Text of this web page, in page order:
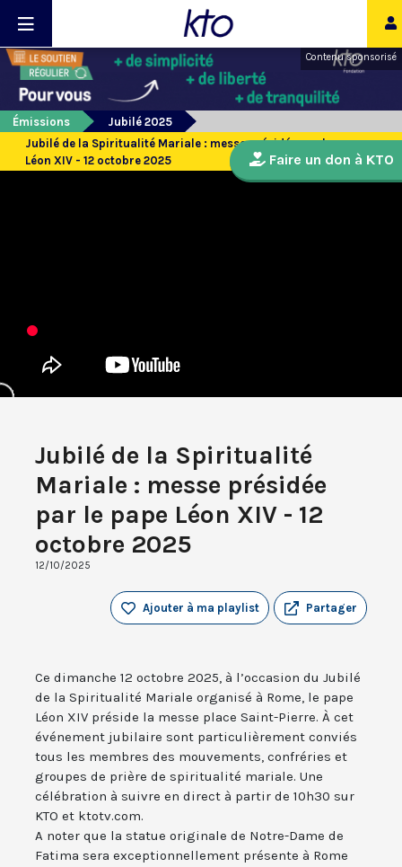
Contenu sponsorisé
Émissions
Jubilé 2025
Jubilé de la Spiritualité Mariale : messe présidée par le pape
Léon XIV - 12 octobre 2025
Jubilé de la Spiritualité
Mariale : messe présidée
par le pape Léon XIV - 12
octobre 2025
12/10/2025
Partager
Ajouter à ma playlist
Ce dimanche 12 octobre 2025, à l’occasion du Jubilé
de la Spiritualité Mariale organisé à Rome, le pape
Léon XIV préside la messe place Saint-Pierre. À cet
événement jubilaire sont particulièrement conviés
tous les membres des mouvements, confréries et
groupes de prière de spiritualité mariale. Une
célébration à suivre en direct à partir de 10h30 sur
KTO et ktotv.com.
A noter que la statue originale de Notre-Dame de
Fatima sera exceptionnellement présente à Rome
Faire un don à KTO